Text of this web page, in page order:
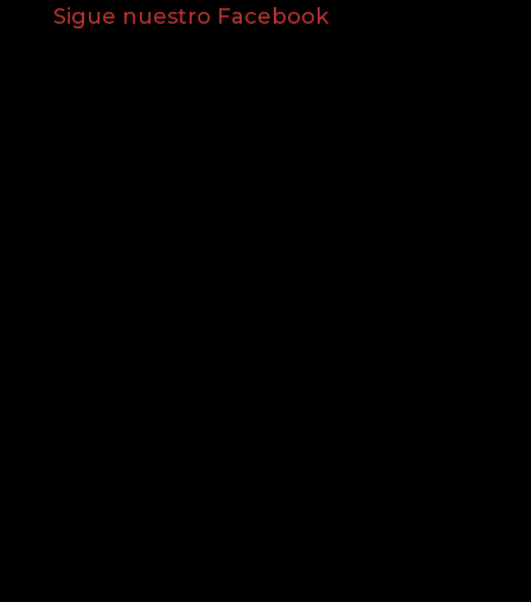
Sigue nuestro Facebook